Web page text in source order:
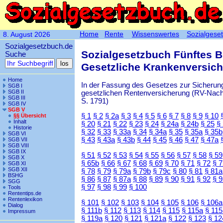
8. August 2026
Sozialgesetzbuch.de
Suche
Home
SGB I
SGB II
SGB III
SGB IV
SGB V
§§ Übersicht
Inhalt
Historie
SGB VI
SGB VII
SGB VIII
SGB IX
SGB X
SGB XI
SGB XII
BSHG
SGG
Tools
Rententips.de
Rentenlexikon
Dialog
Impressum
Sozialgesetzbuch Fünftes
Gesetzliche
In der Fassung des Gesetzes zur
gesetzlichen Rentenversicherung (RV-
S. 1791)
§ 1 § 2 § 2a § 3 § 4 § 5 § 6 § 7 § 8 § 9 § 10
§ 20 § 21 § 22 § 23 § 24 § 24a § 24b § 25 §
§ 32 § 33 § 33a § 34 § 34a § 35 § 35a § 35b
§ 43 § 43a § 43b § 44 § 45 § 46 § 47 § 47a
§ 51 § 52 § 53 § 54 § 55 § 56 § 57 § 58 § 59
§ 65b § 66 § 67 § 68 § 69 § 70 § 71 § 72 §
§ 78 § 79 § 79a § 79b § 79c § 80 § 81 § 81a
§ 86 § 87 § 87a § 88 § 89 § 90 § 91 § 92 §
§ 97 § 98 § 99 § 100
§ 101 § 102 § 103 § 104 § 105 § 106 § 106a
§ 111b § 112 § 113 § 114 § 115 § 115a §
§ 119a § 120 § 121 § 121a § 122 § 123 §
Home Rente Wissenswertes